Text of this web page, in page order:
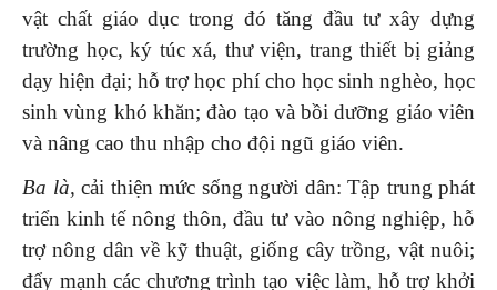
vật chất giáo dục trong đó tăng đầu tư xây dựng
trường học, ký túc xá, thư viện, trang thiết bị giảng
dạy hiện đại; hỗ trợ học phí cho học sinh nghèo, học
sinh vùng khó khăn; đào tạo và bồi dưỡng giáo viên
và nâng cao thu nhập cho đội ngũ giáo viên.
Ba là, cải thiện mức sống người dân: Tập trung phát
triển kinh tế nông thôn, đầu tư vào nông nghiệp, hỗ
trợ nông dân về kỹ thuật, giống cây trồng, vật nuôi;
đẩy mạnh các chương trình tạo việc làm, hỗ trợ khởi